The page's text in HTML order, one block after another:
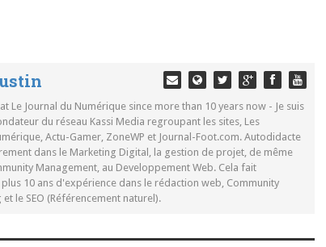
Le Journal du Numérique since more than 10 years now - Je suis
du réseau Kassi Media regroupant les sites, Les
Actu-Gamer, ZoneWP et Journal-Foot.com. Autodidacte
dans le Marketing Digital, la gestion de projet, de même
Management, au Developpement Web. Cela fait
10 ans d'expérience dans le rédaction web, Community
le SEO (Référencement naturel).